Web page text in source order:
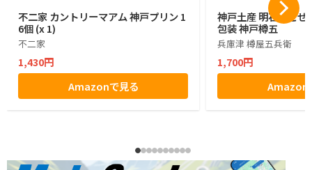
不二家 カントリーマアム 神戸プリン 1
6個 (x 1)
不二家
1,430円
Amazonで見る
神戸土産 明石たこせ
包装 神戸樽五
兵庫津 樽屋五兵衛
1,700円
Amazon